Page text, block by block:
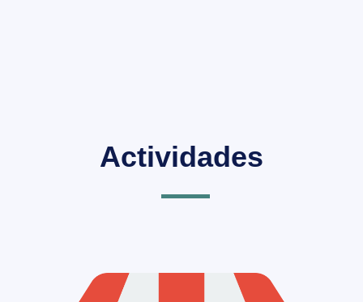
Actividades